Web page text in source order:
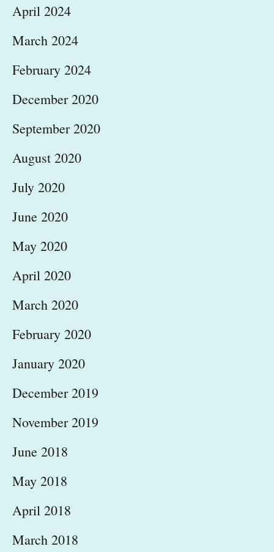
April 2024
March 2024
February 2024
December 2020
September 2020
August 2020
July 2020
June 2020
May 2020
April 2020
March 2020
February 2020
January 2020
December 2019
November 2019
June 2018
May 2018
April 2018
March 2018